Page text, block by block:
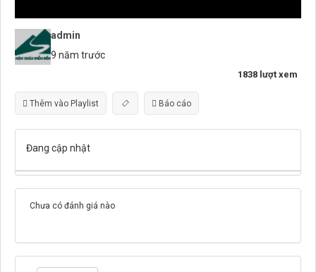
admin
9 năm trước
1838 lượt xem
Thêm vào Playlist Báo cáo
Đang cập nhật
Chưa có đánh giá nào